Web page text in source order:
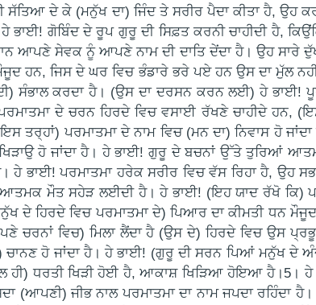
ਦੇ ਕੇ (ਮਨੁੱਖ ਦਾ) ਜਿੰਦ ਤੇ ਸਰੀਰ ਪੈਦਾ ਕੀਤਾ ਹੈ, ਉਹ
ਗੋਬਿੰਦ ਦੇ ਰੂਪ ਗੁਰੂ ਦੀ ਸਿਫ਼ਤ ਕਰਨੀ ਚਾਹੀਦੀ ਹੈ,
ਆਪਣੇ ਸੇਵਕ ਨੂੰ ਆਪਣੇ ਨਾਮ ਦੀ ਦਾਤਿ ਦੇਂਦਾ ਹੈ। ਉਹ ਸਾਰੇ
ਹਨ, ਜਿਸ ਦੇ ਘਰ ਵਿਚ ਭੰਡਾਰੇ ਭਰੇ ਪਏ ਹਨ ਉਸ ਦਾ ਮੁੱਲ
ਦੀ) ਸੰਭਾਲ ਕਰਦਾ ਹੈ। (ਉਸ ਦਾ ਦਰਸਨ ਕਰਨ ਲਈ) ਹੇ
ਦੇ ਚਰਨ ਹਿਰਦੇ ਵਿਚ ਵਸਾਈ ਰੱਖਣੇ ਚਾਹੀਦੇ ਹਨ,
ਤਰ੍ਹਾਂ) ਪਰਮਾਤਮਾ ਦੇ ਨਾਮ ਵਿਚ (ਮਨ ਦਾ) ਨਿਵਾਸ ਹੋ
ਹੋ ਜਾਂਦਾ ਹੈ। ਹੇ ਭਾਈ! ਗੁਰੂ ਦੇ ਬਚਨਾਂ ਉੱਤੇ ਤੁਰਿਆਂ
ਹੈ। ਹੇ ਭਾਈ! ਪਰਮਾਤਮਾ ਹਰੇਕ ਸਰੀਰ ਵਿਚ ਵੱਸ ਰਿਹਾ ਹੈ,
ਮੌਤ ਸਹੇੜ ਲਈਦੀ ਹੈ। ਹੇ ਭਾਈ! (ਇਹ ਯਾਦ ਰੱਖੋ ਕਿ)
ਦੇ ਹਿਰਦੇ ਵਿਚ ਪਰਮਾਤਮਾ ਦੇ) ਪਿਆਰ ਦਾ ਕੀਮਤੀ ਧਨ
ਚਰਨਾਂ ਵਿਚ) ਮਿਲਾ ਲੈਂਦਾ ਹੈ (ਉਸ ਦੇ) ਹਿਰਦੇ ਵਿਚ ਉਸ
ਚਾਨਣ ਹੋ ਜਾਂਦਾ ਹੈ। ਹੇ ਭਾਈ! (ਗੁਰੂ ਦੀ ਸਰਨ ਪਿਆਂ ਮਨੁੱਖ
ਹੀ) ਧਰਤੀ ਖਿੜੀ ਹੋਈ ਹੈ, ਆਕਾਸ਼ ਖਿੜਿਆ ਹੋਇਆ ਹੈ।5।
(ਆਪਣੀ) ਜੀਭ ਨਾਲ ਪਰਮਾਤਮਾ ਦਾ ਨਾਮ ਜਪਦਾ ਰਹਿੰਦਾ